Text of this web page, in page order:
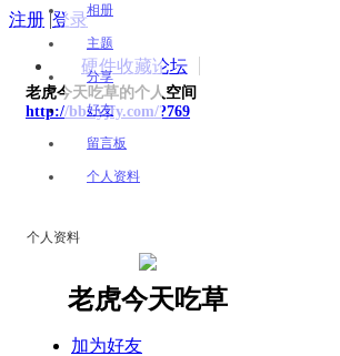
注册 |登录
硬件收藏论坛
老虎今天吃草的个人空间
http://bbs.yjfy.com/?769
相册
主题
分享
好友
留言板
个人资料
个人资料
老虎今天吃草
加为好友